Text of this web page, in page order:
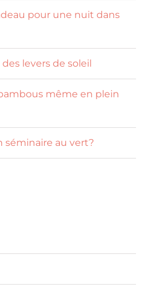
pour une nuit dans
levers de soleil
même en plein
séminaire au vert?